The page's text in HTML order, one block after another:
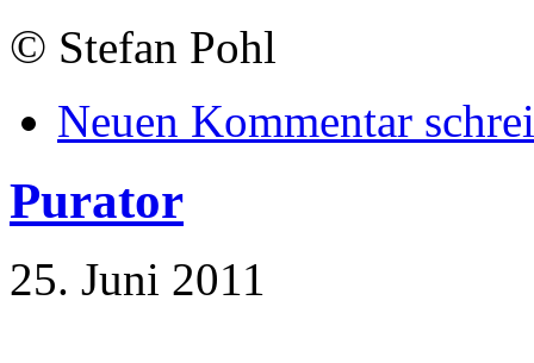
© Stefan Pohl
Neuen Kommentar
Purator
25. Juni 2011